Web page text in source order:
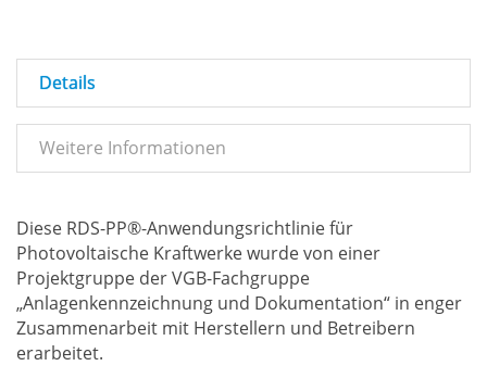
Details
Weitere Informationen
Diese RDS-PP®-Anwendungsrichtlinie für
Photovoltaische Kraftwerke wurde von einer
Projektgruppe der VGB-Fachgruppe
„Anlagenkennzeichnung und Dokumentation“ in enger
Zusammenarbeit mit Herstellern und Betreibern
erarbeitet.